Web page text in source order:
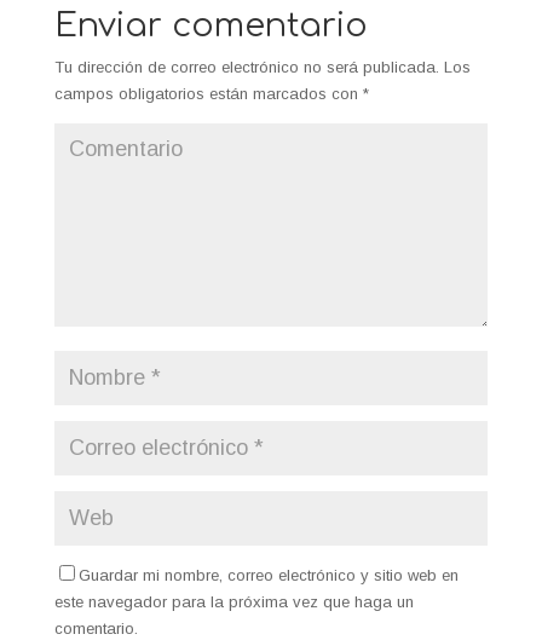
Enviar comentario
Tu dirección de correo electrónico no será publicada. Los
campos obligatorios están marcados con *
Guardar mi nombre, correo electrónico y sitio web en
este navegador para la próxima vez que haga un
comentario.